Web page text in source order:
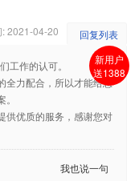
: 2021-04-20 回复列表
工作的认可。
全力配合，所以才能给您
供优质的服务，感谢您对
我也说一句
新用户
送1388